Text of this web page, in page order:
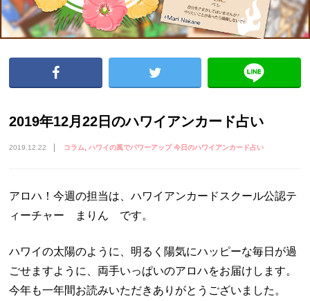
2019年12月22日のハワイアンカード占い
2019.12.22 コラム ハワイの風でパワーアップ 今日のハワイアンカード占い
アロハ！今週の担当は、ハワイアンカードスクール公認テ
ィーチャー まりん です。
ハワイの太陽のように、明るく陽気にハッピーな毎日が過
ごせますように、両手いっぱいのアロハをお届けします。
今年も一年間お読みいただきありがとうございました。